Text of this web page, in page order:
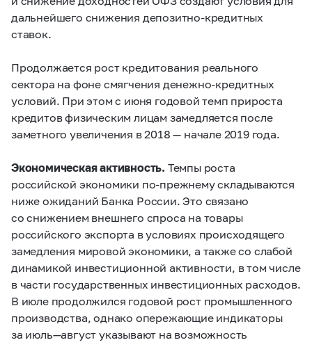
дальнейшего снижения депозитно-кредитных
ставок.
Продолжается рост кредитования реального
сектора на фоне смягчения денежно-кредитных
условий. При этом с июня годовой темп прироста
кредитов физическим лицам замедляется после
заметного увеличения в 2018 — начале 2019 года.
Экономическая активность. Темпы роста
российской экономики по-прежнему складываются
ниже ожиданий Банка России. Это связано
со снижением внешнего спроса на товары
российского экспорта в условиях происходящего
замедления мировой экономики, а также со слабой
динамикой инвестиционной активности, в том числе
в части государственных инвестиционных расходов.
В июле продолжился годовой рост промышленного
производства, однако опережающие индикаторы
за июль—август указывают на возможность